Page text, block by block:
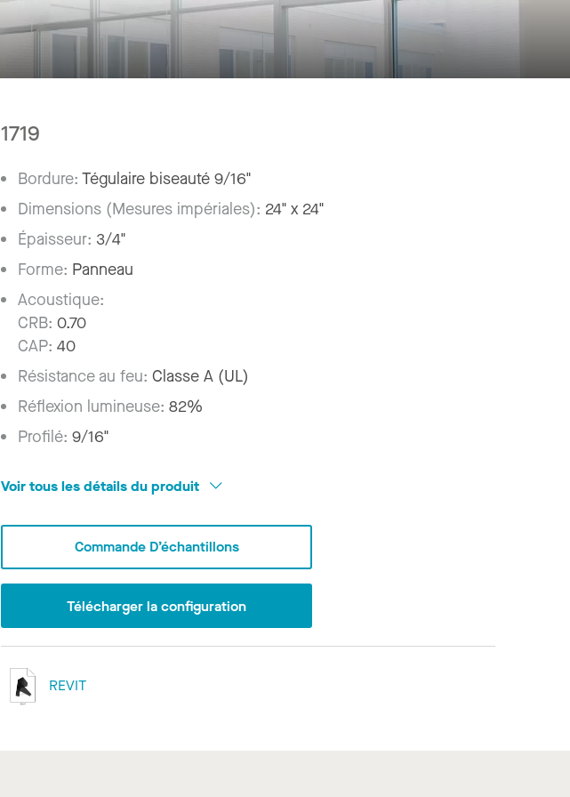
1719
Bordure:Tégulaire biseauté 9/16"
Dimensions (Mesures impériales): 24" x 24"
Épaisseur: 3/4"
Forme: Panneau
Acoustique:
CRB: 0.70
CAP: 40
Résistance au feu:Classe A (UL)
Réflexion lumineuse:82%
Profilé:9/16"
Voir tous les détails du produit
Commande D’échantillons
Télécharger la configuration
REVIT